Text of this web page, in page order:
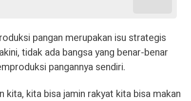
pangan merupakan isu strategis
tidak ada bangsa yang benar-benar
pangannya sendiri.
kita, kita bisa jamin rakyat kita bisa makan